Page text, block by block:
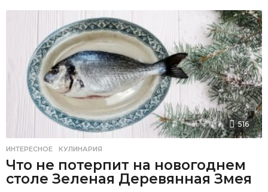
516
ИНТЕРЕСНОЕ ,КУЛИНАРИЯ
Что не потерпит на новогоднем
столе Зеленая Деревянная Змея